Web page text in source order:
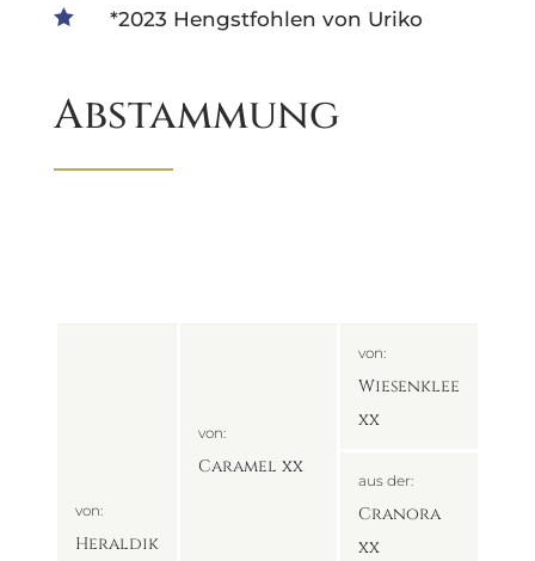
 *2023 Hengstfohlen von Uriko
Abstammung
von:
Heraldik
von:
Caramel xx
von:
Wiesenklee
xx
aus der:
Cranora
xx